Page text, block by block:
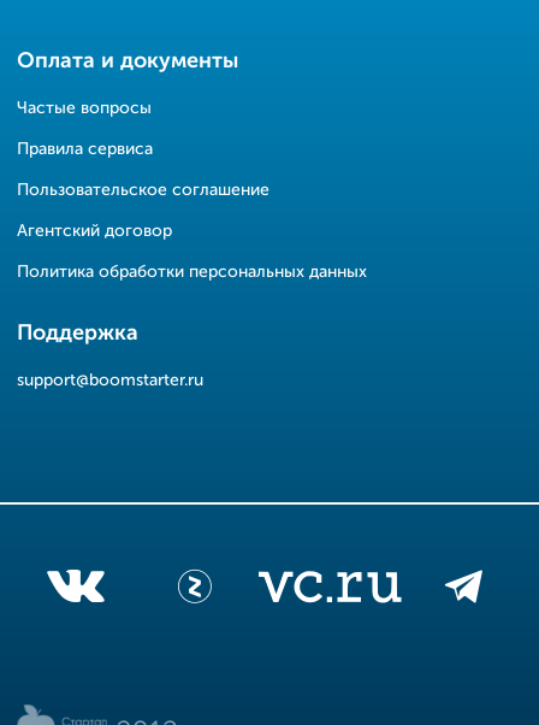
Оплата и документы
Частые вопросы
Правила сервиса
Пользовательское соглашение
Агентский договор
Политика обработки персональных данных
Поддержка
support@boomstarter.ru